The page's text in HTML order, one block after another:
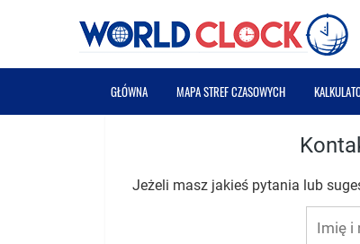
GŁÓWNA MAPA STREF CZASOWYCH
Jeżeli masz jakieś pytania lub